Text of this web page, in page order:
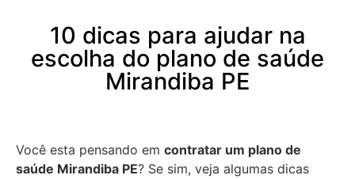
10 dicas para ajudar na
escolha do plano de saúde
Mirandiba PE
Você esta pensando em contratar um plano de
saúde Mirandiba PE? Se sim, veja algumas dicas